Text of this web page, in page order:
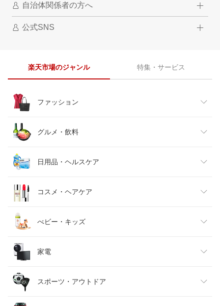
自治体関係者の方へ
公式SNS
楽天市場のジャンル 特集・サービス
ファッション
レディースファッション
メンズファッション
キッズファッション
ベビーファッション
インナー・下着・ナイトウェア
バッグ・小物・ブランド雑貨
グルメ・飲料
食品
スイーツ・お菓子
水・ソフトドリンク
ビール・洋酒
ワイン
日用品・ヘルスケア
日用品雑貨・文房具・手芸
ダイエット・健康
医薬品・コンタクト・介護
コスメ・ヘアケア
美容・コスメ・香水
べビー・キッズ
キッズ・ベビー・マタニティ
おもちゃ
家電
家電
スポーツ・アウトドア